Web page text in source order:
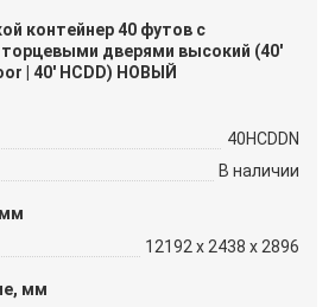
контейнер 40 футов с
дверями высокий (40′
| 40′ HCDD) НОВЫЙ
40HCDDN
В наличии
12192 x 2438 x 2896
мм